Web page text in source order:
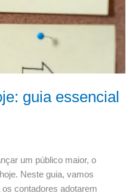
guia essencial
um público maior, o
Neste guia, vamos
contadores adotarem